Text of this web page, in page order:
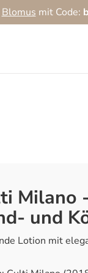
Blomus mit Code:
Milano
und
Lotion mit